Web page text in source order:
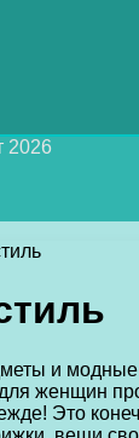
2026
и
женщин
Это